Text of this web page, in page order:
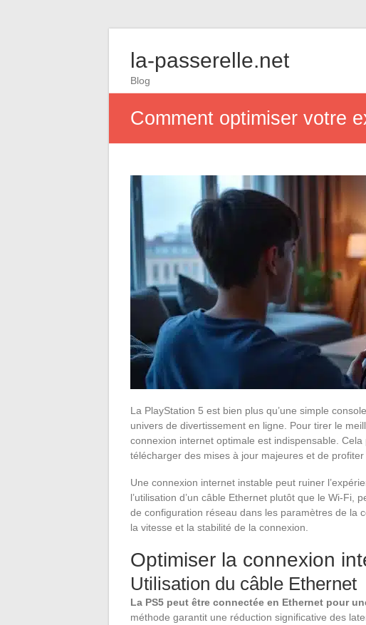
la-passerelle.net
Blog
Comment optimiser votre
La PlayStation 5 est bien plus qu’une simple
univers de divertissement en ligne. Pour tirer le
connexion internet optimale est indispensable.
télécharger des mises à jour majeures et de profiter
Une connexion internet instable peut ruiner
l’utilisation d’un câble Ethernet plutôt que le Wi-
de configuration réseau dans les paramètres de la
la vitesse et la stabilité de la connexion.
Optimiser la connexion
Utilisation du câble Ethernet
La PS5 peut être connectée en Ethernet pour
méthode garantit une réduction significative des